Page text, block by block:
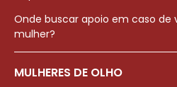
Onde buscar apoio em caso de
mulher?
MULHERES DE OLHO